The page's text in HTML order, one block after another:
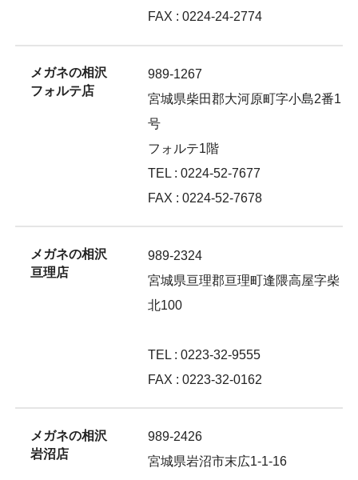
FAX : 0224-24-2774
メガネの相沢
フォルテ店
989-1267
宮城県柴田郡大河原町字小島2番1
号
フォルテ1階
TEL : 0224-52-7677
FAX : 0224-52-7678
メガネの相沢
亘理店
989-2324
宮城県亘理郡亘理町逢隈高屋字柴
北100
TEL : 0223-32-9555
FAX : 0223-32-0162
メガネの相沢
岩沼店
989-2426
宮城県岩沼市末広1-1-16